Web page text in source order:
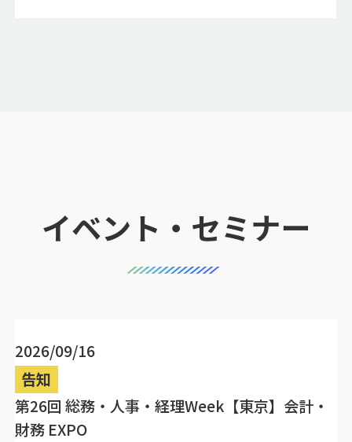
イベント・セミナー
2026/09/16
告知
第26回 総務・人事・経理Week【東京】会計・
財務 EXPO